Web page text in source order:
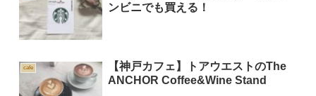
ンビニでも買える！
cafe
【神戸カフェ】トアウエストのThe
ANCHOR Coffee&Wine Stand